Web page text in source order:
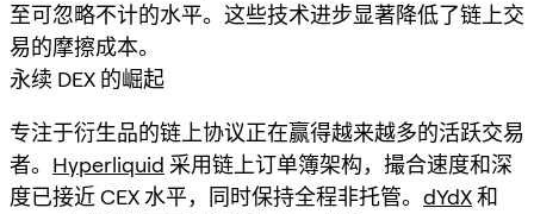
至可忽略不计的水平。这些技术进步显著降低了链上交
易的摩擦成本。
永续 DEX 的崛起
专注于衍生品的链上协议正在赢得越来越多的活跃交易
者。 Hyperliquid 采用链上订单簿架构，撮合速度和深
度已接近 CEX 水平，同时保持全程非托管。 dYdX和